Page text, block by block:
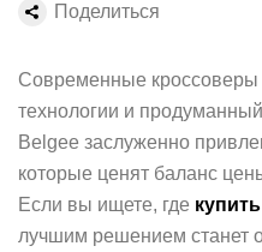
Современные
технологии и
Belgee заслуженно
которые ценят баланс
Если вы ищете, где
лучшим решением станет
Поделиться